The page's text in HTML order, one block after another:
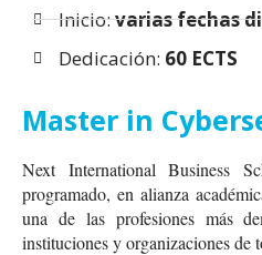
Inicio:varias fechas
Dedicación: 60 ECTS
Master in
Next International Business
programado, en alianza
una de las profesiones más
instituciones y organizaciones de